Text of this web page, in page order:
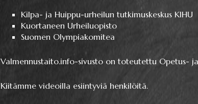
Kilpa- ja Huippu-urheilun tutkimuskeskus KIHU
Kuortaneen Urheiluopisto
Suomen Olympiakomitea
Valmennustaito.info-sivusto on toteutettu Opetus-
Kiitämme videoilla esiintyviä henkilöitä.